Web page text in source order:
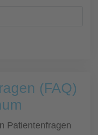
(FAQ)
Patientenfragen